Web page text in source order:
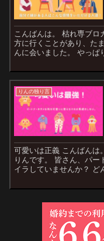
こんばんは。 枯れ専ブロガーのりん(@ozikyun_op)です。 仕事で地
方に行くことがあり、た
んに会いました。 やっぱり一緒にいて安らぐし楽しいしこの人が一
りんの独り言
可愛いは正義 こんばんは。 枯れ専ブロガーのりん(@ozikyun_op)の
りんです。 皆さん、パートナーの嫌なところ、ダメなところにイラ
イラしていませんか？ どんな人にだって欠点はあります。 そんな欠